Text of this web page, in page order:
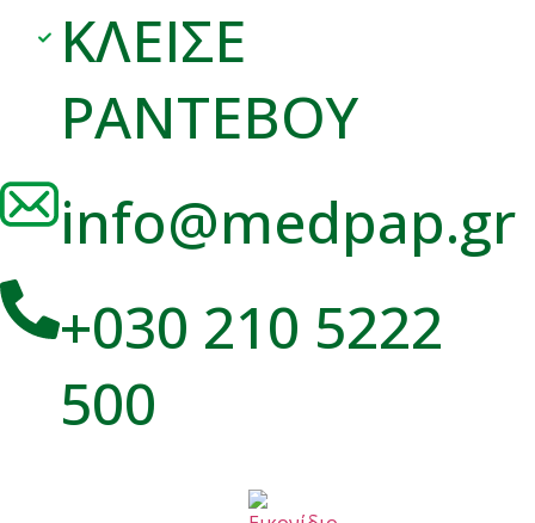
ΚΛΕΙΣΕ
ΡΑΝΤΕΒΟΥ
info@medpap.gr
+030 210 5222
500